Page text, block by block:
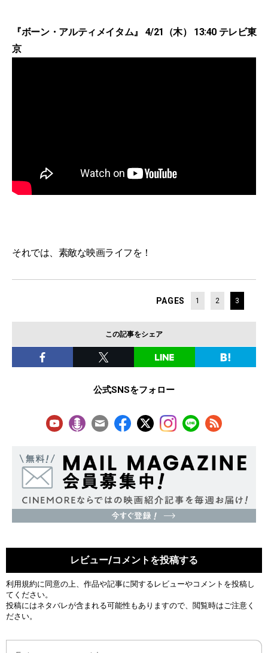
『ボーン・アルティメイタム』 4/21（木） 13:40 テレビ東
京
それでは、素敵な映画ライフを！
PAGES 1 2 3
この記事をシェア
公式SNSをフォロー
レビュー/コメントを投稿する
利用規約に同意の上、作品や記事に関するレビューやコメントを投稿し
てください。
投稿にはネタバレが含まれる可能性もありますので、閲覧時はご注意く
ださい。